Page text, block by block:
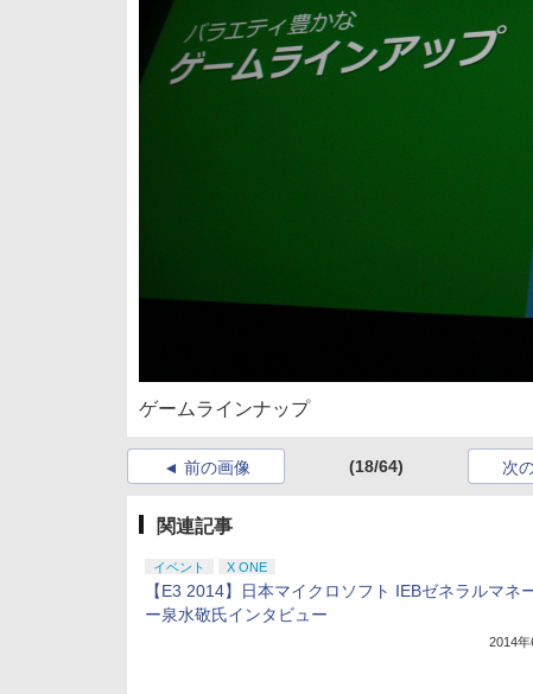
ゲームラインナップ
前の画像 (18/64) 次
関連記事
イベント X ONE
【E3 2014】日本マイクロソフト IEBゼネラルマネ
ー泉水敬氏インタビュー
2014年